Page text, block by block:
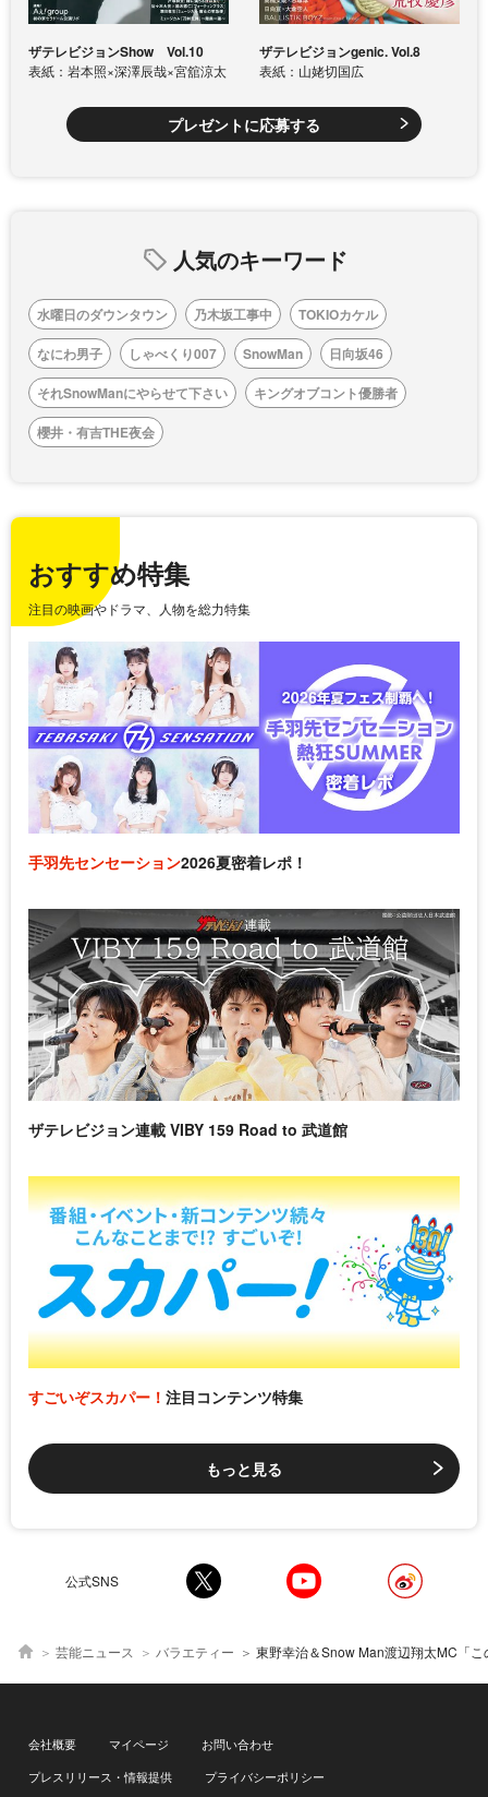
ザテレビジョンShow Vol.10
表紙：岩本照×深澤辰哉×宮舘涼太
ザテレビジョンgenic. Vol.8
表紙：山姥切国広
プレゼントに応募する
人気のキーワード
水曜日のダウンタウン 乃木坂工事中
TOKIOカケル
なにわ男子
しゃべくり007 SnowMan
日向坂46
それSnowManにやらせて下さい
キングオブコント優勝者
櫻井・有吉THE夜会
おすすめ特集
注目の映画やドラマ、人物を総力特集
手羽先センセーション2026夏密着レポ！
ザテレビジョン連載 VIBY 159 Road to 武道館
すごいぞスカパー！ 注目コンテンツ特集
もっと見る
公式SNS
芸能ニュース バラエティー 東野幸治＆Snow Man渡辺翔太MC「この世界は1ダフル」スタート “オグシオ”らが選んだ“1ダ
会社概要 マイページ
お問い合わせ
プレスリリース・情報提供
プライバシーポリシー